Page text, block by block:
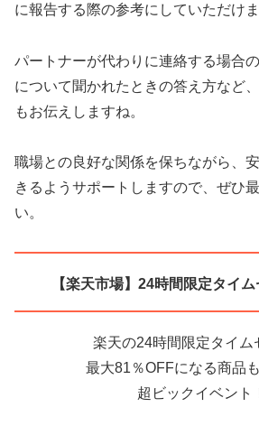
に報告する際の参考にしていただけま
パートナーが代わりに連絡する場合
について聞かれたときの答え方など
もお伝えしますね。
職場との良好な関係を保ちながら、
きるようサポートしますので、ぜひ
い。
【楽天市場】24時間限定タイム
楽天の24時間限定タイム
最大81％OFFになる商品
超ビックイベント